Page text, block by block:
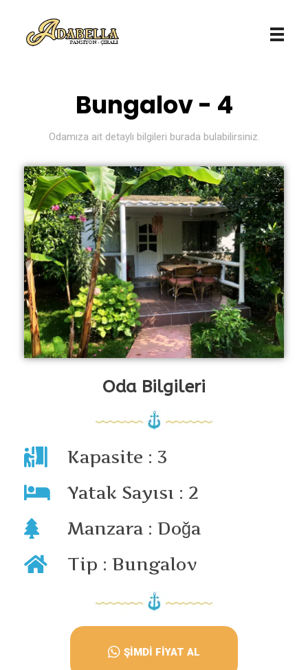
Bungalov - 4
Odamıza ait detaylı bilgileri burada bulabilirsiniz.
Oda Bilgileri
Kapasite : 3
Yatak Sayısı : 2
Manzara : Doğa
Tip : Bungalov
ŞİMDİ FİYAT AL